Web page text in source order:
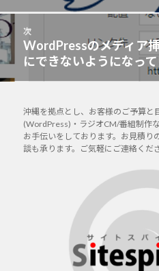
ゲ
ー
シ
ョ
ン
投
稿:
次
次
の
投
WordPressのメディア
にできないようになっ
沖縄を拠点とし、お客様のご予算と
(WordPress)・ラジオCM/番組制作
お手伝いをしております。お見積り
談も承ります。ご気軽にご連絡くだ